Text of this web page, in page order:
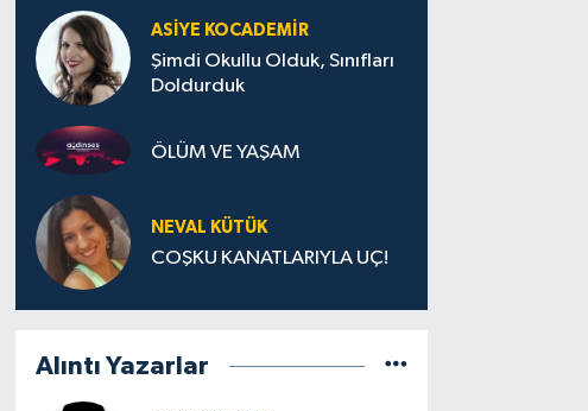
ASIYE KOCADEMİR
Şimdi Okullu Olduk, Sınıfları
Doldurduk
ÖLÜM VE YAŞAM
NEVAL KÜTÜK
COŞKU KANATLARIYLA UÇ!
Alıntı Yazarlar